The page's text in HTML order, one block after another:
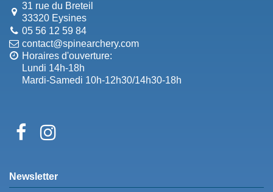
31 rue du Breteil
33320 Eysines
05 56 12 59 84
contact@spinearchery.com
Horaires d'ouverture:
Lundi 14h-18h
Mardi-Samedi 10h-12h30/14h30-18h
Newsletter